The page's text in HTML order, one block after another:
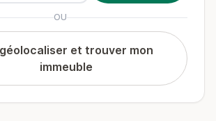
OU
et trouver mon
immeuble